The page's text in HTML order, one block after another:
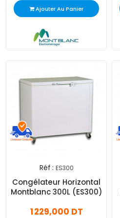
Ajouter Au Panier
Réf : ES300
Congélateur Horizontal
Montblanc 300L (ES300)
1 229,000 DT